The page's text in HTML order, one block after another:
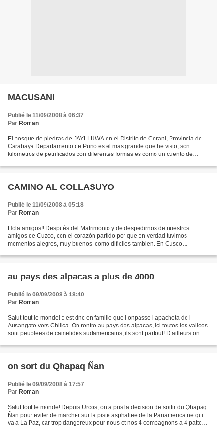
MACUSANI
Publié le 11/09/2008 à 06:37
Par Roman
El bosque de piedras de JAYLLUWA en el Distrito de Corani, Provincia de
Carabaya Departamento de Puno es el mas grande que he visto, son
kilometros de petrificados con diferentes formas es como un cuento de
CAMINO AL COLLASUYO
Publié le 11/09/2008 à 05:18
Par Roman
Hola amigos!! Después del Matrimonio y de despedirnos de nuestros
amigos de Cuzco, con el corazòn partido por que en verdad tuvimos
momentos alegres, muy buenos, como dificiles tambien. En Cusco
au pays des alpacas a plus de 4000
Publié le 09/09/2008 à 18:40
Par Roman
Salut tout le monde! c est dnc en famille que l onpasse l apacheta de l
Ausangate vers Chillca. On rentre au pays des alpacas, ici toutes les vallees
sont peuplees de camelides sudamericains, ils sont partout! D ailleurs on est
on sort du Qhapaq Ñan
Publié le 09/09/2008 à 17:57
Par Roman
Salut tout le monde! Depuis Urcos, on a pris la decision de sortir du Qhapaq
Ñan pour eviter de marcher sur la piste asphaltee de la Panamericaine qui
va a La Paz, car trop dangereux pour nous et nos 4 compagnons a 4 pattes.